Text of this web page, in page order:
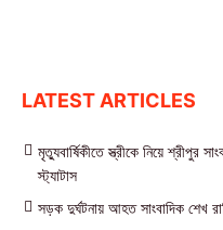
LATEST ARTICLES
মৃত্যুবার্ষিকীতে স্ত্রীকে নিয়ে শ্রীপুর
স্ট্যাটাস
সড়ক দুর্ঘটনায় আহত সাংবাদিক শেখ